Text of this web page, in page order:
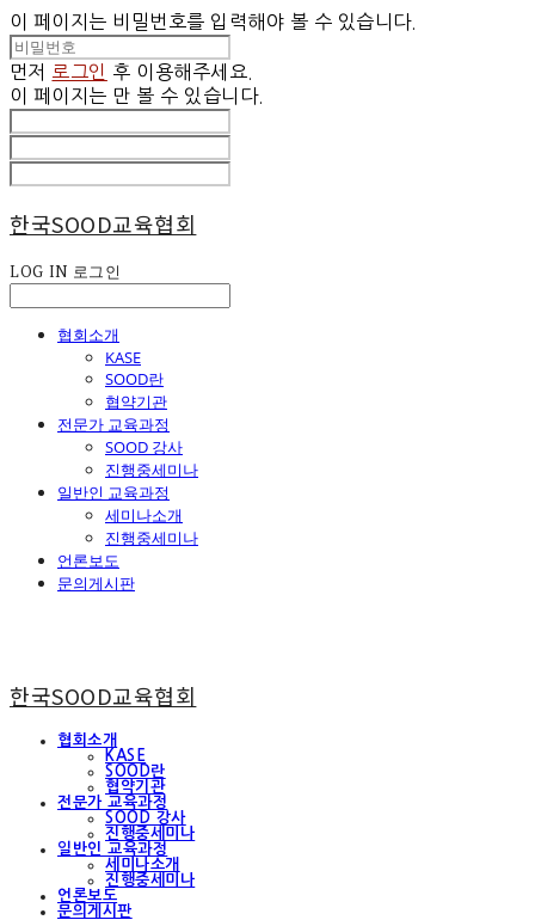
이 페이지는 비밀번호를 입력해야 볼 수 있습니다.
먼저 로그인 후 이용해주세요.
이 페이지는 만 볼 수 있습니다.
한국SOOD교육협회
LOG IN 로그인
협회소개
KASE
SOOD란
협약기관
전문가 교육과정
SOOD 강사
진행중세미나
일반인 교육과정
세미나소개
진행중세미나
언론보도
문의게시판
한국SOOD교육협회
협회소개
KASE
SOOD란
협약기관
전문가 교육과정
SOOD 강사
진행중세미나
일반인 교육과정
세미나소개
진행중세미나
언론보도
문의게시판